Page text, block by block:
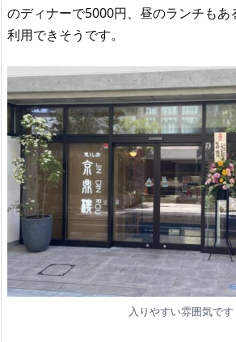
のディナーで5000円、昼のランチもあ
利用できそうです。
入りやすい雰囲気です